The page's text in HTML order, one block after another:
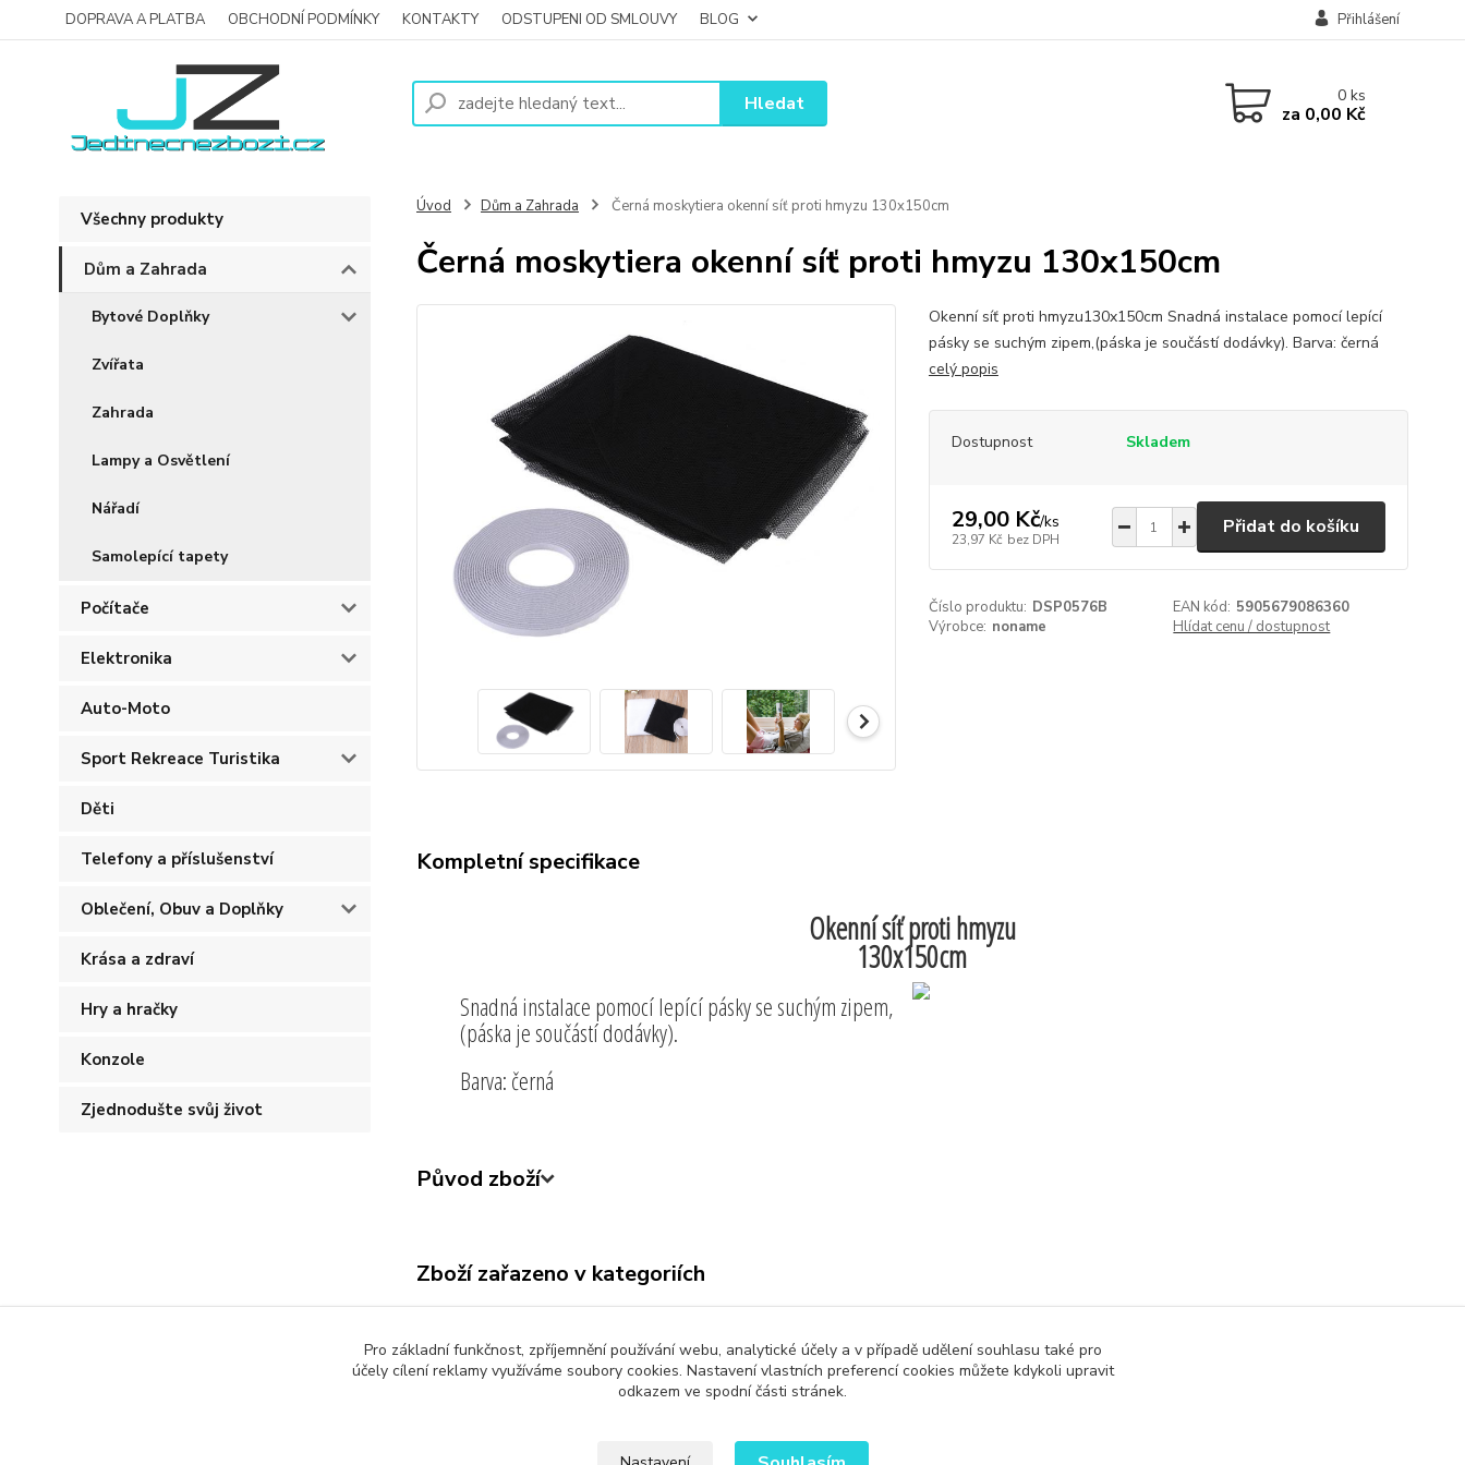
DOPRAVA A PLATBA OBCHODNÍ PODMÍNKY KONTAKTY ODSTUPENI OD SMLOUVY BLOG Přihlášení
Hledat 0ks
za 0,00 Kč
Všechny produkty
Dům a Zahrada
Bytové Doplňky
Zvířata
Zahrada
Lampy a Osvětlení
Nářadí
Samolepící tapety
Počítače
Elektronika
Auto-Moto
Sport Rekreace Turistika
Děti
Telefony a příslušenství
Oblečení, Obuv a Doplňky
Krása a zdraví
Hry a hračky
Konzole
Zjednodušte svůj život
Úvod Dům a Zahrada Černá moskytiera okenní síť proti hmyzu 130x150cm
Černá moskytiera okenní síť proti hmyzu 130x150cm
Okenní síť proti hmyzu130x150cm Snadná instalace pomocí lepící
pásky se suchým zipem,(páska je součástí dodávky). Barva: černá
celý popis
Dostupnost Skladem
29,00 Kč/ks
23,97 Kč bez DPH
Přidat do košíku
Číslo produktu: DSP0576B EAN kód: 5905679086360
Výrobce: noname Hlídat cenu / dostupnost
Kompletní specifikace
Okenní síť proti hmyzu
130x150cm
Snadná instalace pomocí lepící pásky se suchým zipem,
(páska je součástí dodávky).
Barva: černá
Původ zboží
Zboží zařazeno v kategoriích
Upravit sběr cookies.
Pro základní funkčnost, zpříjemnění používání webu, analytické účely a v případě udělení souhlasu také pro
účely cílení reklamy využíváme soubory cookies. Nastavení vlastních preferencí cookies můžete kdykoli upravit
odkazem ve spodní části stránek.